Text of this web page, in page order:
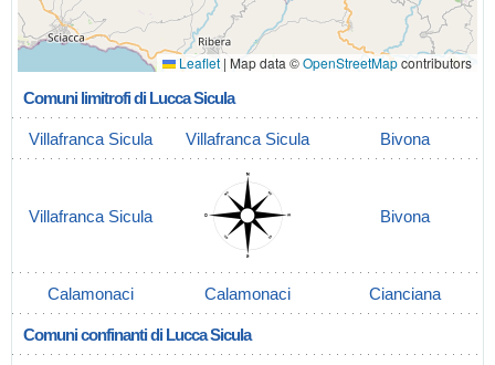
Leaflet | Map data ©OpenStreetMapcontributors
Comuni limitrofi di Lucca Sicula
Villafranca Sicula Villafranca Sicula Bivona
Villafranca Sicula Bivona
Calamonaci Calamonaci Cianciana
Comuni confinanti di Lucca Sicula